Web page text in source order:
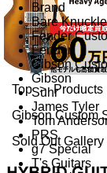
Brand
Bare
Fender
Fender
Gibson
Gibson
Suhr
James Tyler
Tom
PRS
g7 Special
T's Guitars
Top > Products
Gibson Custom
Sold Out Gallery